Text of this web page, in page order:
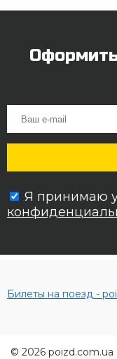
Я принимаю
Билеты на поезд -
© 2026 poizd.com.ua